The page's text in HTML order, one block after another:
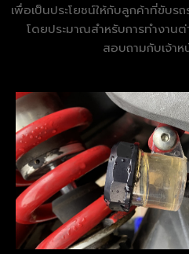
เพื่อเป็นประโยชน์ให้กับลูกค้าที่ขับร
โดยประมาณสำหรับการทำงาน
สอบถามกับเจ้า